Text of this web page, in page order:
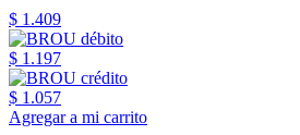
$ 1.409
$ 1.197
$ 1.057
Agregar a mi carrito